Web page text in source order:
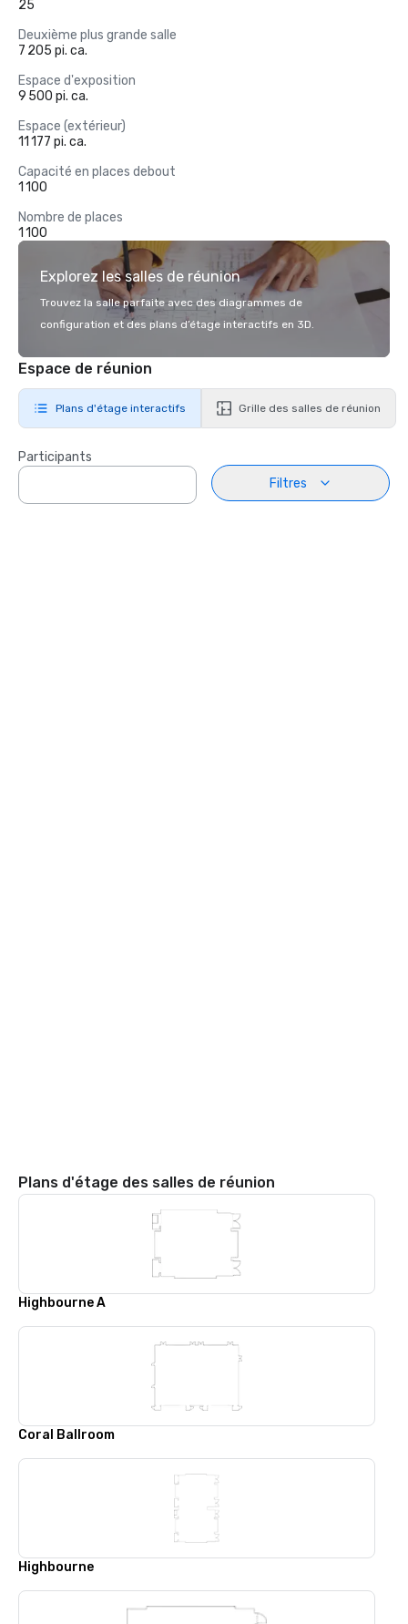
25
Deuxième plus grande salle
7 205 pi. ca.
Espace d'exposition
9 500 pi. ca.
Espace (extérieur)
11 177 pi. ca.
Capacité en places debout
1 100
Nombre de places
1 100
Explorez les salles de réunion
Trouvez la salle parfaite avec des diagrammes de
configuration et des plans d’étage interactifs en 3D.
Espace de réunion
Plans d'étage interactifs Grille des salles de réunion
Participants
Filtres
Plans d'étage des salles de réunion
Highbourne A
Coral Ballroom
Highbourne